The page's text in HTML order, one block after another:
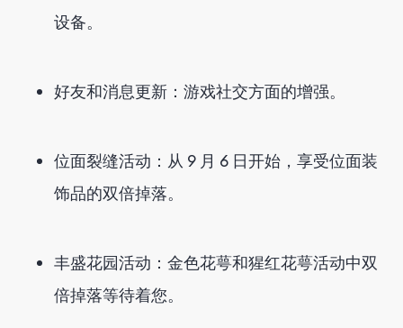
设备。
好友和消息更新：游戏社交方面的增强。
位面裂缝活动：从 9 月 6 日开始，享受位面装
饰品的双倍掉落。
丰盛花园活动：金色花萼和猩红花萼活动中双
倍掉落等待着您。